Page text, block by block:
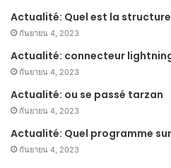
Actualité: Quel est la
กันยายน 4, 2023
Actualité: connecteur lightning
กันยายน 4, 2023
Actualité: ou se passé tarzan
กันยายน 4, 2023
Actualité: Quel programme
กันยายน 4, 2023